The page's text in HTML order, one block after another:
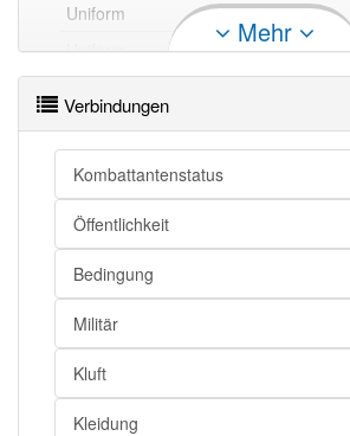
Uniform
Dienstanzug
Uniform
Dienstkleidung
Uniform openthesaurus
Mehr
Verbindungen
Kombattantenstatus
Öffentlichkeit
Bedingung
Militär
Kluft
Kleidung